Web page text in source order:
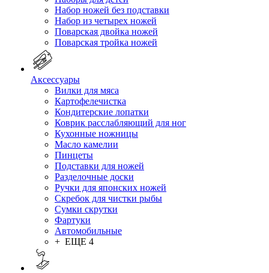
Набор ножей без подставки
Набор из четырех ножей
Поварская двойка ножей
Поварская тройка ножей
Аксессуары
Вилки для мяса
Картофелечистка
Кондитерские лопатки
Коврик расслабляющий для ног
Кухонные ножницы
Масло камелии
Пинцеты
Подставки для ножей
Разделочные доски
Ручки для японских ножей
Скребок для чистки рыбы
Сумки скрутки
Фартуки
Автомобильные
+ ЕЩЕ 4